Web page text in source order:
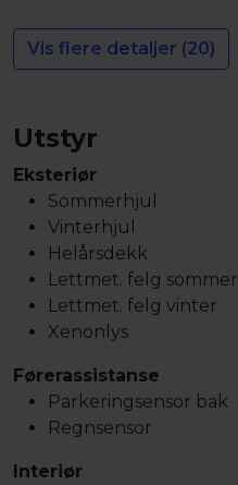
Vis flere detaljer (20)
Utstyr
Eksteriør
Sommerhjul
Vinterhjul
Helårsdekk
Lettmet. felg sommer
Lettmet. felg vinter
Xenonlys
Førerassistanse
Parkeringsensor bak
Regnsensor
Interiør